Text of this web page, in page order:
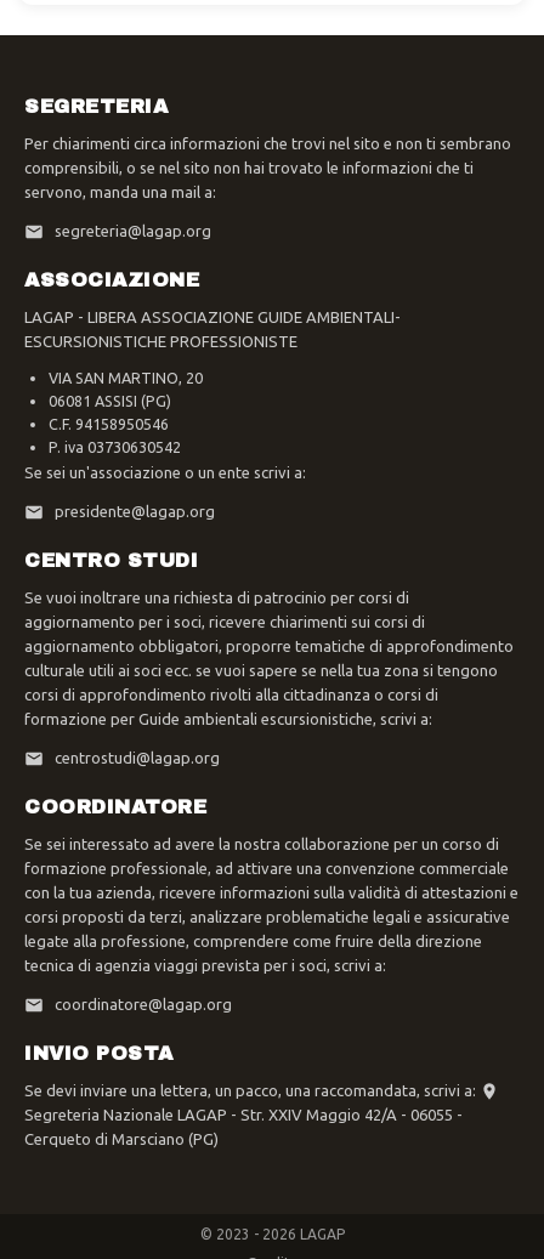
SEGRETERIA
Per chiarimenti circa informazioni che trovi nel sito e non ti sembrano
comprensibili, o se nel sito non hai trovato le informazioni che ti
servono, manda una mail a:
segreteria@lagap.org
ASSOCIAZIONE
LAGAP - LIBERA ASSOCIAZIONE GUIDE AMBIENTALI-
ESCURSIONISTICHE PROFESSIONISTE
VIA SAN MARTINO, 20
06081 ASSISI (PG)
C.F. 94158950546
P. iva 03730630542
Se sei un'associazione o un ente scrivi a:
presidente@lagap.org
CENTRO STUDI
Se vuoi inoltrare una richiesta di patrocinio per corsi di
aggiornamento per i soci, ricevere chiarimenti sui corsi di
aggiornamento obbligatori, proporre tematiche di approfondimento
culturale utili ai soci ecc. se vuoi sapere se nella tua zona si tengono
corsi di approfondimento rivolti alla cittadinanza o corsi di
formazione per Guide ambientali escursionistiche, scrivi a:
centrostudi@lagap.org
COORDINATORE
Se sei interessato ad avere la nostra collaborazione per un corso di
formazione professionale, ad attivare una convenzione commerciale
con la tua azienda, ricevere informazioni sulla validità di attestazioni e
corsi proposti da terzi, analizzare problematiche legali e assicurative
legate alla professione, comprendere come fruire della direzione
tecnica di agenzia viaggi prevista per i soci, scrivi a:
coordinatore@lagap.org
INVIO POSTA
Se devi inviare una lettera, un pacco, una raccomandata, scrivi a:
Segreteria Nazionale LAGAP - Str. XXIV Maggio 42/A - 06055 -
Cerqueto di Marsciano (PG)
© 2023 - 2026 LAGAP